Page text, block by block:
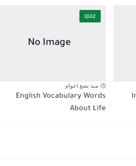
quiz
منذ بضع اعوام
English Vocabulary Words
About Life